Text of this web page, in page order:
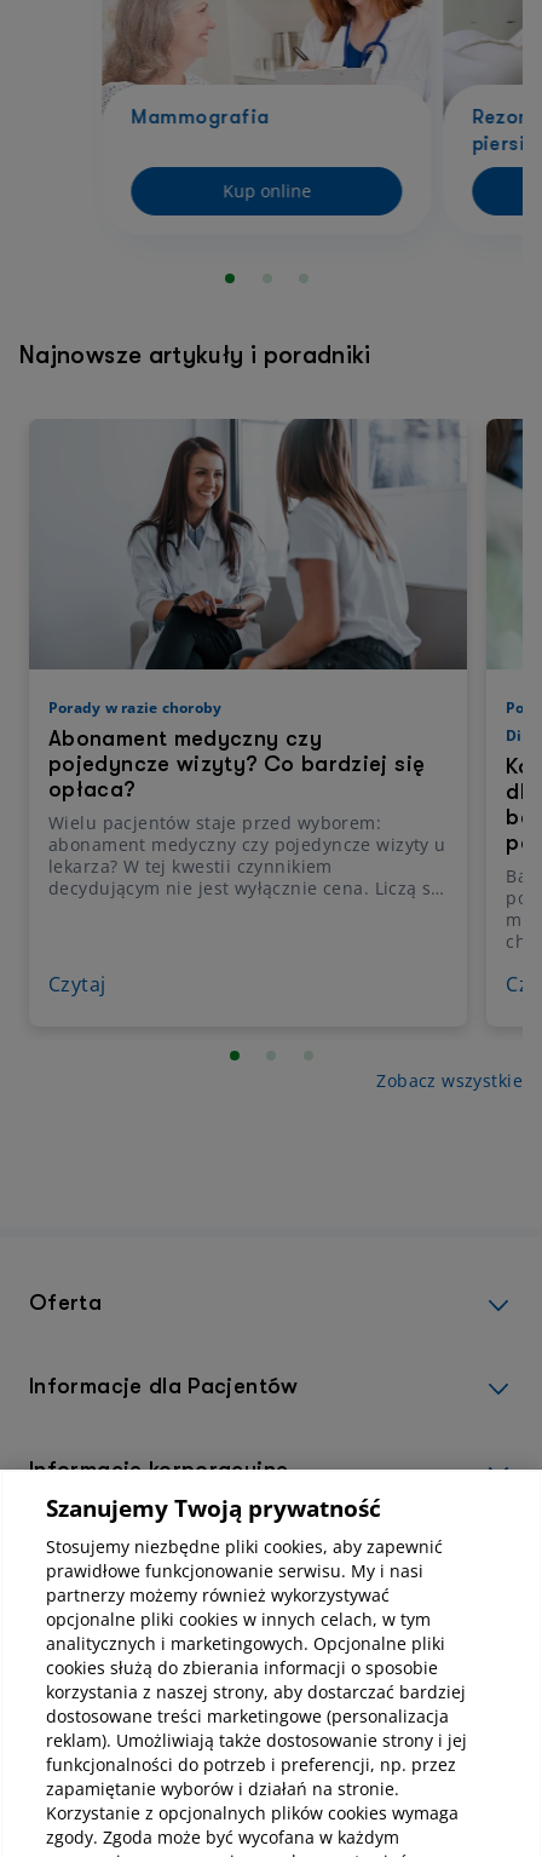
Mammografia
Kup online
piersi
Najnowsze artykuły i poradniki
Porady w razie choroby
Abonament medyczny czy
pojedyncze wizyty? Co bardziej się
opłaca?
Wielu pacjentów staje przed wyborem:
abonament medyczny czy pojedyncze wizyty u
lekarza? W tej kwestii czynnikiem
decydującym nie jest wyłącznie cena. Liczą się
korzyści abonamentu medycznego i czy jego
wybór rzeczywiście się opłaca.
Czytaj
Zobacz wszystkie
Oferta
Informacje dla Pacjentów
Informacje korporacyjne
Kup abonamenty online
Kup online
Pobierz aplikację mobilną
Szanujemy Twoją prywatność
Stosujemy niezbędne pliki cookies, aby zapewnić
prawidłowe funkcjonowanie serwisu. My i nasi
partnerzy możemy również wykorzystywać
opcjonalne pliki cookies w innych celach, w tym
analitycznych i marketingowych. Opcjonalne pliki
cookies służą do zbierania informacji o sposobie
korzystania z naszej strony, aby dostarczać bardziej
dostosowane treści marketingowe (personalizacja
reklam). Umożliwiają także dostosowanie strony i jej
funkcjonalności do potrzeb i preferencji, np. przez
zapamiętanie wyborów i działań na stronie.
Korzystanie z opcjonalnych plików cookies wymaga
zgody. Zgoda może być wycofana w każdym